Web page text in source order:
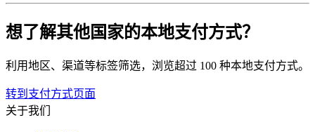
想了解其他国家的本地支付方式？
利用地区、渠道等标签筛选，浏览超过 100 种本地支付方式。
转到支付方式页面
关于我们